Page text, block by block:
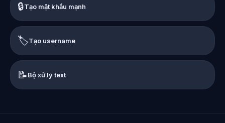
🔒Tạo mật khẩu mạnh
🏷️Tạo username
📝Bộ xử lý text